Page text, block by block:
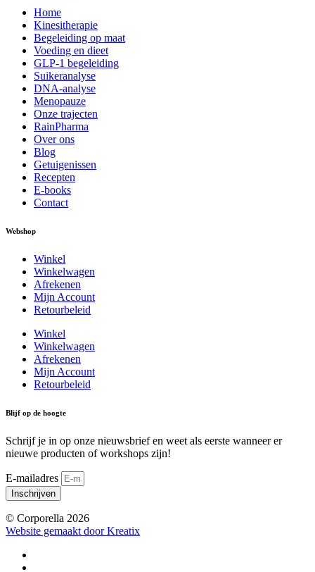
Home
Kinesitherapie
Begeleiding op maat
Voeding en dieet
GLP-1 begeleiding
Suikeranalyse
DNA-analyse
Menopauze
Onze trajecten
RainPharma
Over ons
Blog
Getuigenissen
Recepten
E-books
Contact
Webshop
Winkel
Winkelwagen
Afrekenen
Mijn Account
Retourbeleid
Winkel
Winkelwagen
Afrekenen
Mijn Account
Retourbeleid
Blijf op de hoogte
Schrijf je in op onze nieuwsbrief en weet als eerste wanneer er
nieuwe producten of workshops zijn!
E-mailadres
Inschrijven
© Corporella 2026
Website gemaakt door Kreatix